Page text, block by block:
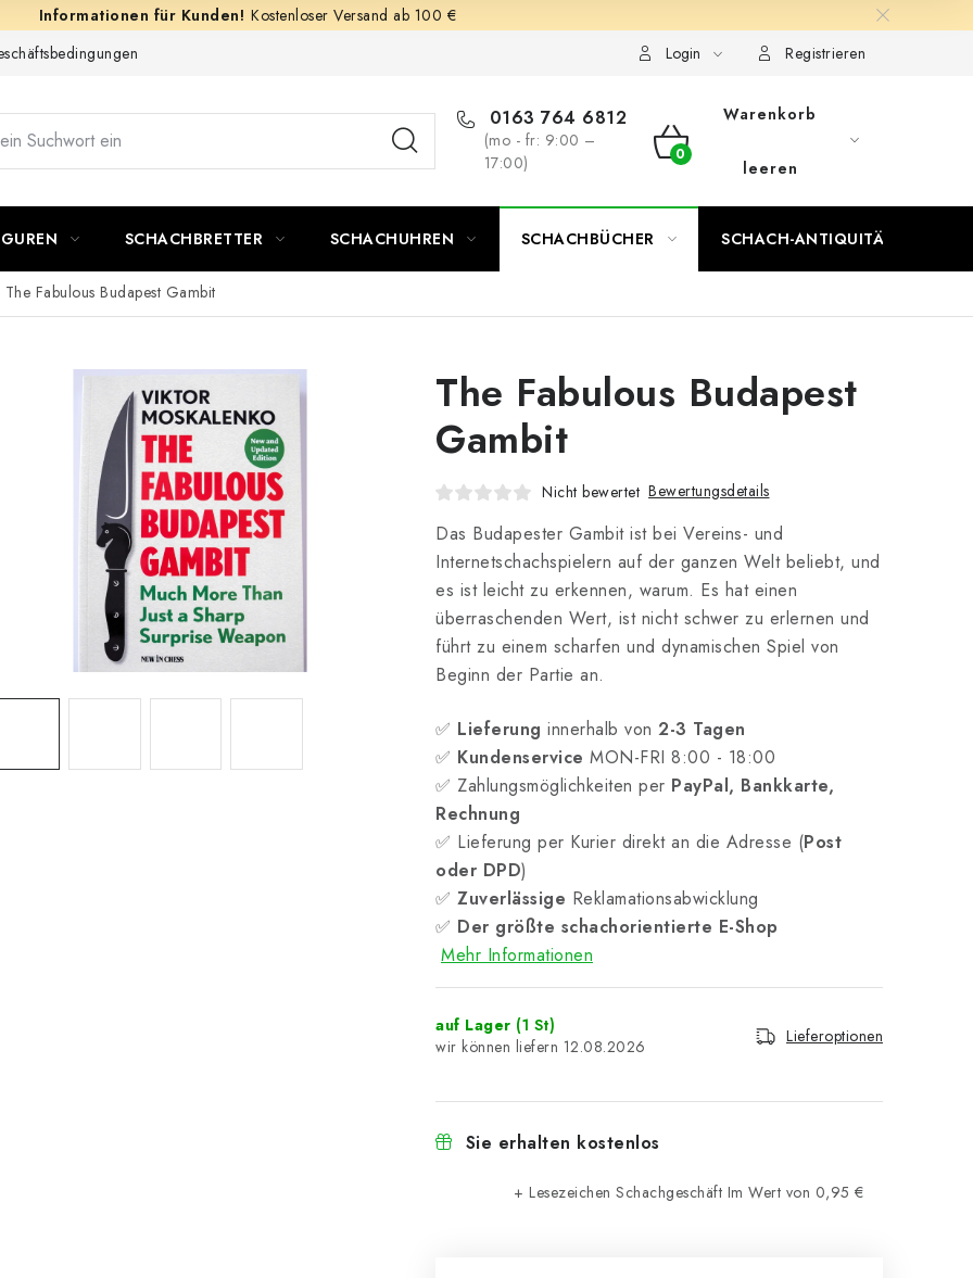
Kostenloser Versand ab 100 €
Login Registrieren
0163 764 6812
(mo - fr: 9:00 –
17:00)
WARENKORB
Warenkorb
leeren
SCHACHBRETTER SCHACHUHREN SCHACHBÜCHER SCHACH-ANTIQUITÄTENLADEN
The Fabulous Budapest Gambit
The Fabulous Budapest
Gambit
Nicht bewertet Bewertungsdetails
Das Budapester Gambit ist bei Vereins- und
Internetschachspielern auf der ganzen Welt beliebt, und
es ist leicht zu erkennen, warum. Es hat einen
überraschenden Wert, ist nicht schwer zu erlernen und
führt zu einem scharfen und dynamischen Spiel von
Beginn der Partie an.
✅ Lieferung innerhalb von 2-3 Tagen
✅ Kundenservice MON-FRI 8:00 - 18:00
✅ Zahlungsmöglichkeiten per PayPal, Bankkarte,
Rechnung
✅ Lieferung per Kurier direkt an die Adresse (Post
oder DPD)
✅ Zuverlässige Reklamationsabwicklung
✅ Der größte schachorientierte E-Shop
Mehr Informationen
auf Lager (1 St)
12.08.2026
Lieferoptionen
Sie erhalten kostenlos
+ Lesezeichen Schachgeschäft Im Wert von 0,95 €